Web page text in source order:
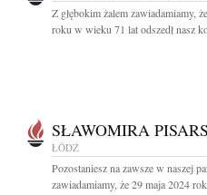
Z głębokim żalem zawiadamiamy,
roku w wieku 71 lat odszedł nasz
SŁAWOMIRA
ŁÓDŹ
Pozostaniesz na zawsze w naszej
zawiadamiamy, że 29 maja 2024